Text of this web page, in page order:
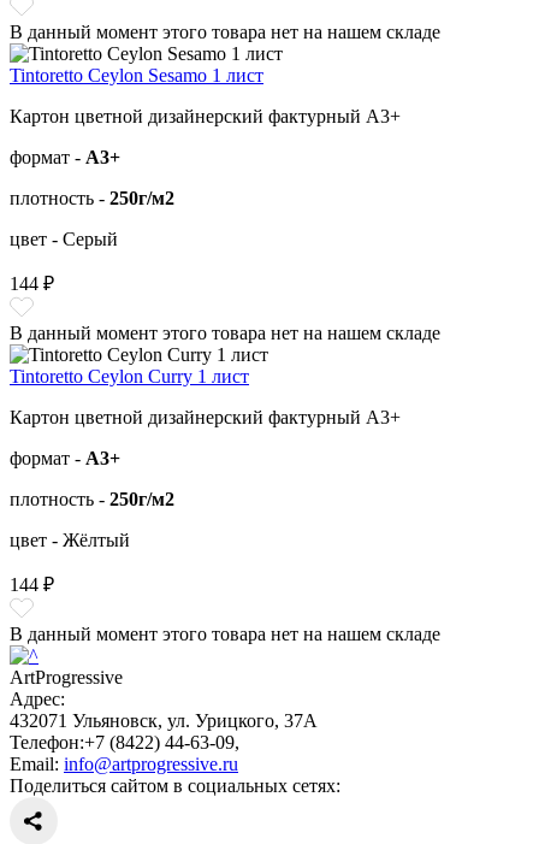
В данный момент этого товара нет на нашем складе
Tintoretto Ceylon Sesamo 1 лист
Картон цветной дизайнерский фактурный А3+
формат - А3+
плотность - 250г/м2
цвет - Серый
144 ₽
В данный момент этого товара нет на нашем складе
Tintoretto Ceylon Curry 1 лист
Картон цветной дизайнерский фактурный А3+
формат - А3+
плотность - 250г/м2
цвет - Жёлтый
144 ₽
В данный момент этого товара нет на нашем складе
ArtProgressive
Адрес:
432071 Ульяновск, ул. Урицкого, 37А
Телефон:+7 (8422) 44-63-09,
Email: info@artprogressive.ru
Поделиться сайтом в социальных сетях: